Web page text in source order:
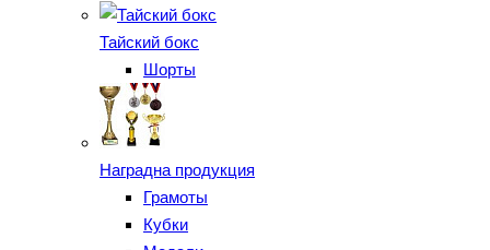
Тайский бокс
Шорты
Наградна продукция
Грамоты
Кубки